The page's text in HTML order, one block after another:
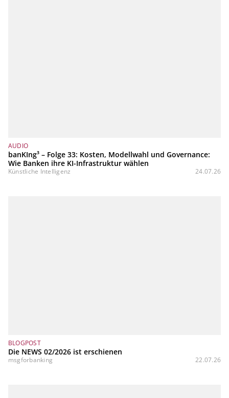
AUDIO
banKIng³ – Folge 33: Kosten, Modellwahl und Governance:
Wie Banken ihre KI-Infrastruktur wählen
Künstliche Intelligenz 24.07.26
BLOGPOST
Die NEWS 02/2026 ist erschienen
msgforbanking 22.07.26